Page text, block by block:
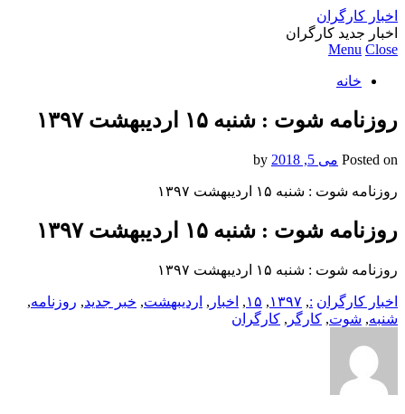
اخبار کارگران
اخبار جدید کارگران
Menu Close
خانه
روزنامه شوت : شنبه ۱۵ ارديبهشت ۱۳۹۷
Posted on می 5, 2018
روزنامه شوت : شنبه ۱۵ ارديبهشت ۱۳۹۷
روزنامه شوت : شنبه ۱۵ ارديبهشت ۱۳۹۷
روزنامه شوت : شنبه ۱۵ ارديبهشت ۱۳۹۷
اخبار کارگران :
, ۱۳۹۷, ۱۵, اخبار , ارديبهشت, خبر جدید, روزنامه,
شنبه, شوت, کارگر , کارگران